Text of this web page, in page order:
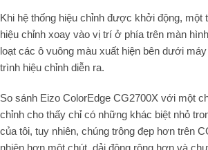
Khi hệ thống hiệu chỉnh được khởi động, một
hiệu chỉnh xoay vào vị trí ở phía trên màn
loạt các ô vuông màu xuất hiện bên dưới
trình hiệu chỉnh diễn ra.
So sánh Eizo ColorEdge CG2700X với một
chỉnh cho thấy chỉ có những khác biệt nhỏ
của tôi, tuy nhiên, chúng trông đẹp hơn trên
nhiên hơn một chút, dải động rộng hơn và